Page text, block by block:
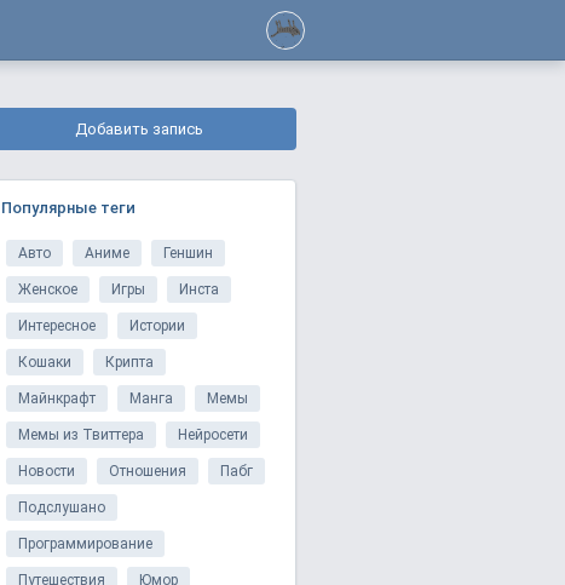
Добавить запись
Популярные теги
Авто Аниме Геншин
Женское Игры Инста
Интересное Истории
Кошаки Крипта
Майнкрафт Манга Мемы
Мемы из Твиттера Нейросети
Новости Отношения Пабг
Подслушано
Программирование
Путешествия Юмор